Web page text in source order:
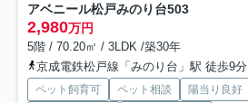
アベニール松戸みのり台503
2,980万円
5階 / 70.20㎡ / 3LDK /築30年
京成電鉄松戸線「みのり台」駅 徒歩9分
ペット飼育可 ペット相談 陽当り良好